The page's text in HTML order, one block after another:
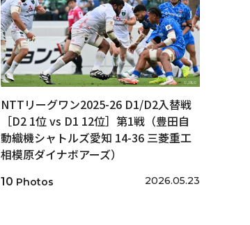
NTTリーグワン2025-26 D1/D2入替戦
［D2 1位 vs D1 12位］第1戦（豊田自
動織機シャトルズ愛知 14-36 三菱重工
相模原ダイナボアーズ）
10 Photos 2026.05.23